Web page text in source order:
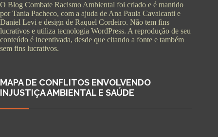
O Blog Combate Racismo Ambiental foi criado e é mantido
por Tania Pacheco, com a ajuda de Ana Paula Cavalcanti e
Daniel Levi e design de Raquel Cordeiro. Não tem fins
lucrativos e utiliza tecnologia WordPress. A reprodução de seu
conteúdo é incentivada, desde que citando a fonte e também
sem fins lucrativos.
MAPA DE CONFLITOS ENVOLVENDO
INJUSTIÇA AMBIENTAL E SAÚDE